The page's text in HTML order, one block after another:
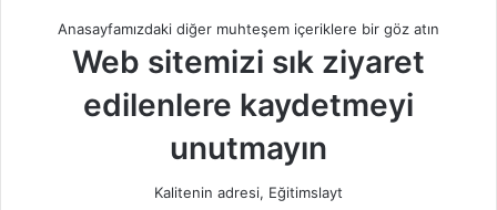
Anasayfamızdaki diğer muhteşem içeriklere bir göz atın
Web sitemizi sık ziyaret
edilenlere kaydetmeyi
unutmayın
Kalitenin adresi, Eğitimslayt